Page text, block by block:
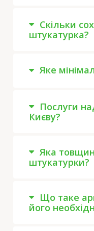
Скільки
штукатурка?
Яке
Послуги
Києву?
Яка
штукатурки?
Що таке
його